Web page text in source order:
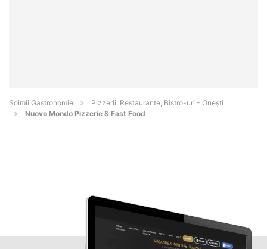
Șoimii Gastronomiei
Pizzerii, Restaurante, Bistro-uri - Oneşti
Nuovo Mondo Pizzerie & Fast Food